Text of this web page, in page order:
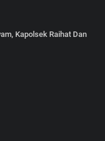
Kapolsek Raihat Dan